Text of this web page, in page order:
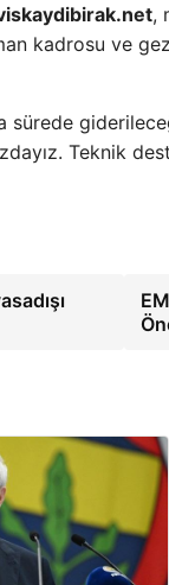
,
kadrosu ve
sürede
Teknik